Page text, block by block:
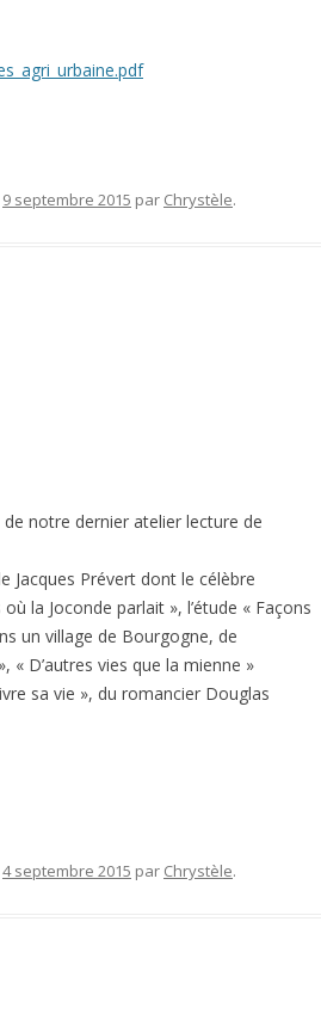
9 septembre 2015 par Chrystèle.
notre dernier atelier lecture de
Jacques Prévert dont le célèbre
la Joconde parlait », l’étude « Façons
un village de Bourgogne, de
« D’autres vies que la mienne »
sa vie », du romancier Douglas
4 septembre 2015 par Chrystèle.